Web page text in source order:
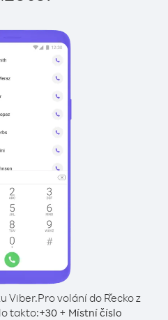
Viber.Pro volání do Řecko z
takto:+30+ Místní číslo